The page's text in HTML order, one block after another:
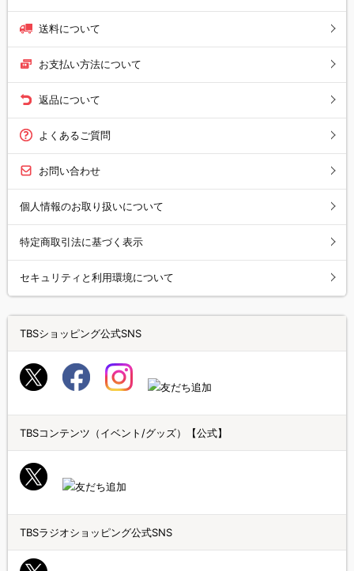
送料について
お支払い方法について
返品について
よくあるご質問
お問い合わせ
個人情報のお取り扱いについて
特定商取引法に基づく表示
セキュリティと利用環境について
TBSショッピング公式SNS
TBSコンテンツ（イベント/グッズ）【公式】
TBSラジオショッピング公式SNS